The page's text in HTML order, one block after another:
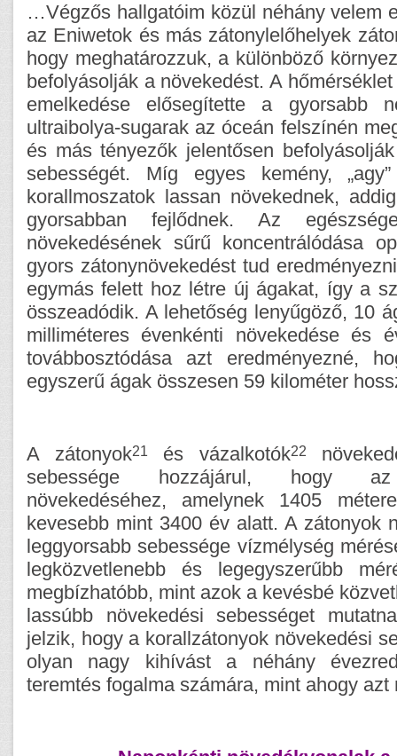
…Végzős hallgatóim közül néhány velem
az Eniwetok és más zátonylelőhelyek
hogy meghatározzuk, a különböző
befolyásolják a növekedést. A
emelkedése elősegítette a gyorsabb
ultraibolya-sugarak az óceán felszínén
és más tényezők jelentősen
sebességét. Míg egyes kemény,
korallmoszatok lassan növekednek,
gyorsabban fejlődnek. Az
növekedésének sűrű koncentrálódása
gyors zátonynövekedést tud
egymás felett hoz létre új ágakat, így a
összeadódik. A lehetőség lenyűgöző, 10
milliméteres évenkénti növekedése és
továbbosztódása azt eredményezné,
egyszerű ágak összesen 59 kilométer
A zátonyok21és vázalkotók22
sebessége hozzájárul, hogy az
növekedéséhez, amelynek 1405
kevesebb mint 3400 év alatt. A zátonyok
leggyorsabb sebessége vízmélység
legközvetlenebb és legegyszerűbb
megbízhatóbb, mint azok a kevésbé
lassúbb növekedési sebességet
jelzik, hogy a korallzátonyok növekedési
olyan nagy kihívást a néhány
teremtés fogalma számára, mint ahogy azt